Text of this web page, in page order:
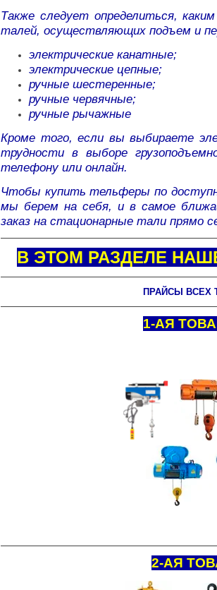
Также следует определиться,
талей, осуществляющих подъем и
электрические канатные;
электрические цепные;
ручные шестеренные;
ручные червячные;
ручные рычажные
Кроме того, если вы выбираете
трудности в выборе
телефону или онлайн.
Чтобы купить тельферы по
мы берем на себя, и в самое
заказ на стационарные тали прямо
В ЭТОМ РАЗДЕЛЕ
ПРАЙСЫ ВСЕХ
1-АЯ
2-АЯ